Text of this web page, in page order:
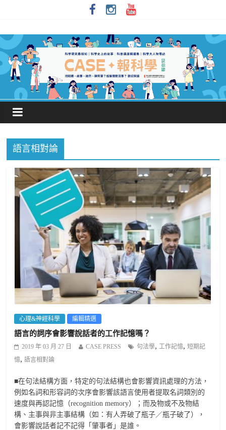
語言相對論
心理&神經科學 編輯精選
語言的詞序會影響說話者的工作記憶嗎？
2019 年 03 月 27 日 CASE PRESS 句法學, 工作記憶,短期記
憶,語言相對論
■在句法結構方面，特定的句法結構也會影響資訊處理的方法，
例如名詞和形容詞的次序會影響該語言使用者提取名詞類別的
速度與再認記憶（recognition memory）；而及物或不及物結
構、主事與非主事結構（如：有人弄破了瓶子／瓶子破了），
會影響說話者記不記得「肇事者」是誰。